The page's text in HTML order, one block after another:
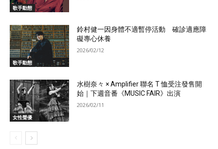
歌手動態
歌手動態
鈴村健一因身體不適暫停活動 確診適應障
礙專心休養
2026/02/12
女性聲優
水樹奈々 × Amplifier 聯名 T 恤受注發售開
始｜下週音番《MUSIC FAIR》出演
2026/02/11